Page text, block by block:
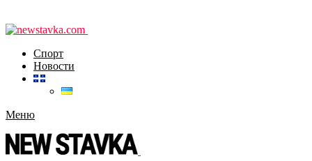
Спорт
Новости
Меню